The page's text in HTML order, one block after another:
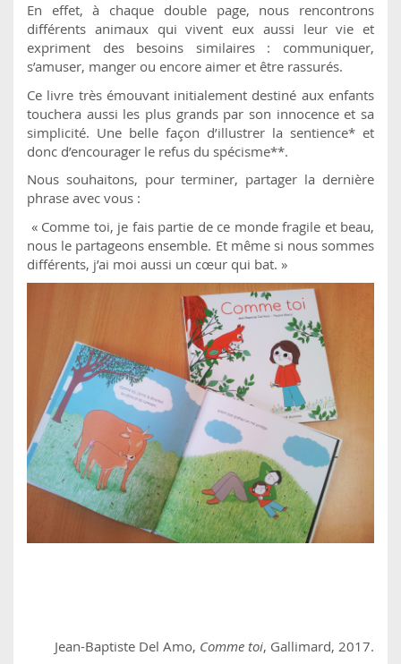
En effet, à chaque double page, nous rencontrons
différents animaux qui vivent eux aussi leur vie et
expriment des besoins similaires : communiquer,
s’amuser, manger ou encore aimer et être rassurés.
Ce livre très émouvant initialement destiné aux enfants
touchera aussi les plus grands par son innocence et sa
simplicité. Une belle façon d’illustrer la sentience* et
donc d’encourager le refus du spécisme**.
Nous souhaitons, pour terminer, partager la dernière
phrase avec vous :
« Comme toi, je fais partie de ce monde fragile et beau,
nous le partageons ensemble. Et même si nous sommes
différents, j’ai moi aussi un cœur qui bat. »
Jean-Baptiste Del Amo, Comme toi, Gallimard, 2017.